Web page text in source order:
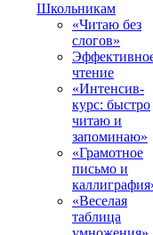
Школьникам
«Читаю без
слогов»
чтение
«Интенсив-
курс: быстро
читаю и
запоминаю»
«Грамотное
письмо и
«Веселая
таблица